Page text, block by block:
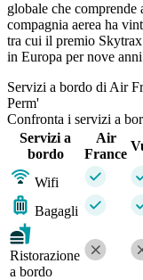
globale che
compagnia aerea ha
tra cui il premio
in Europa per nove
Servizi a bordo di Air
Perm'
Confronta i servizi a
Servizi a
bordo
Air
France
Wifi
Bagagli
Ristorazione
a bordo